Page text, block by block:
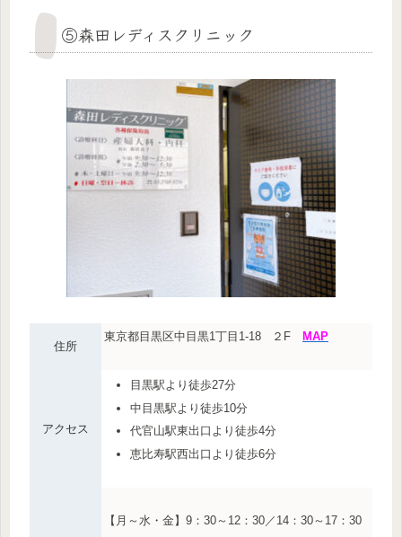
⑤森田レディスクリニック
住所
東京都目黒区中目黒1丁目1-18 ２F MAP
アクセス
目黒駅より徒歩27分
中目黒駅より徒歩10分
代官山駅東出口より徒歩4分
恵比寿駅西出口より徒歩6分
【月～水・金】9：30～12：30／14：30～17：30